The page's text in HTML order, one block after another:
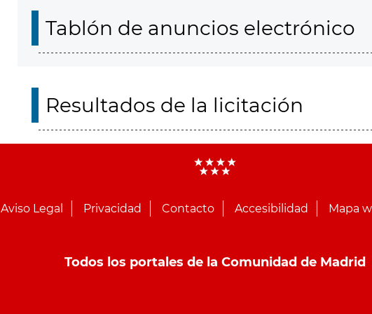
Tablón de anuncios electrónico
Resultados de la licitación
Aviso Legal Privacidad Contacto Accesibilidad Mapa
Todos los portales de la Comunidad de Madrid